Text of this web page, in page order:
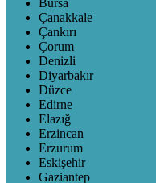
Bursa
Çanakkale
Çankırı
Çorum
Denizli
Diyarbakır
Düzce
Edirne
Elazığ
Erzincan
Erzurum
Eskişehir
Gaziantep